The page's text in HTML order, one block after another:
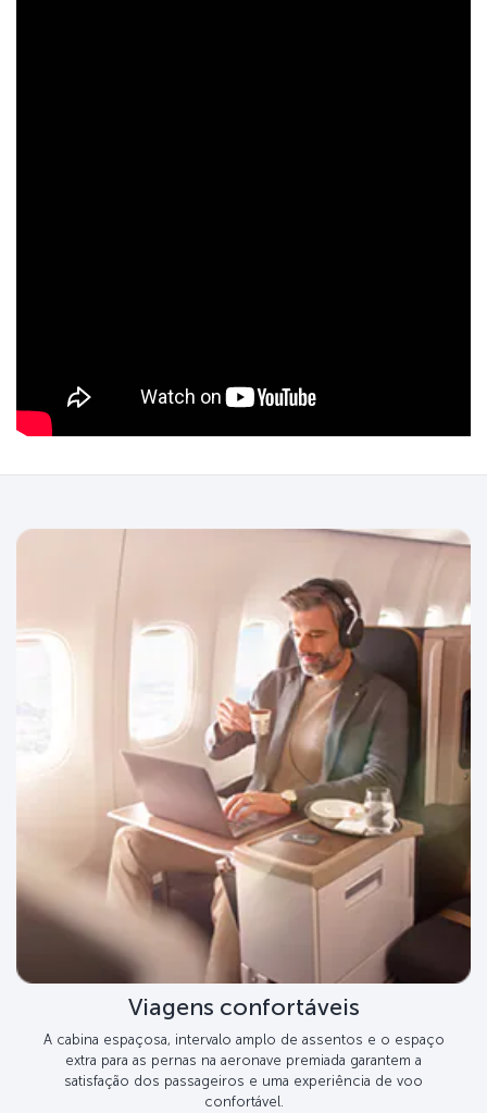
Viagens confortáveis
A cabina espaçosa, intervalo amplo de assentos e o espaço
extra para as pernas na aeronave premiada garantem a
satisfação dos passageiros e uma experiência de voo
confortável.